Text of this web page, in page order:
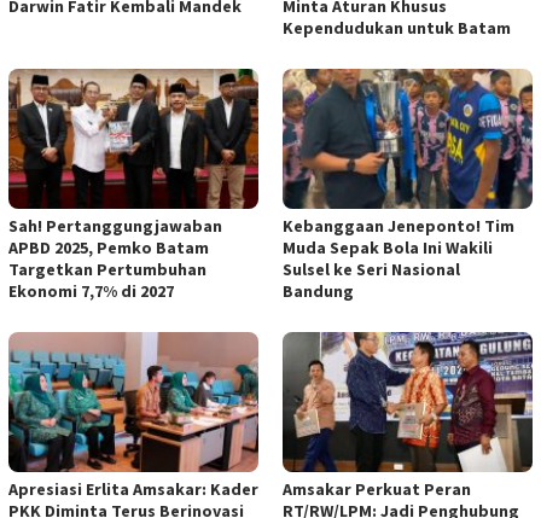
Darwin Fatir Kembali Mandek
Minta Aturan Khusus
Kependudukan untuk Batam
Sah! Pertanggungjawaban
APBD 2025, Pemko Batam
Targetkan Pertumbuhan
Ekonomi 7,7% di 2027
Kebanggaan Jeneponto! Tim
Muda Sepak Bola Ini Wakili
Sulsel ke Seri Nasional
Bandung
Apresiasi Erlita Amsakar: Kader
PKK Diminta Terus Berinovasi
Amsakar Perkuat Peran
RT/RW/LPM: Jadi Penghubung